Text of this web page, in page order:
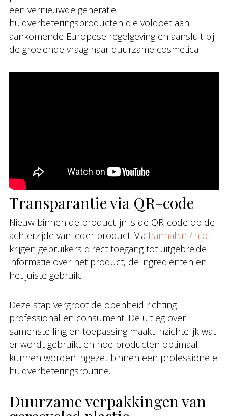
een vernieuwde generatie
huidverbeteringsproducten die voldoet aan
aankomende Europese regelgeving en aansluit bij
de groeiende vraag naar duurzame cosmetica.
Transparantie via QR-code
Nieuw binnen de productlijn is de QR-code op de
achterzijde van ieder product. Via hannah.nl/info
krijgen gebruikers direct toegang tot uitgebreide
informatie over het product, de ingrediënten en
het juiste gebruik.
Deze stap vergroot de openheid richting
professional en consument. De uitleg over
samenstelling en toepassing maakt inzichtelijk wat
er wordt gebruikt en hoe producten optimaal
kunnen worden ingezet binnen een professionele
huidverbeteringsroutine.
Duurzame verpakkingen van